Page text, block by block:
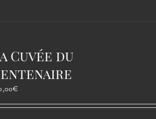
peuvent
être
choisies
la
Cuvée du
€